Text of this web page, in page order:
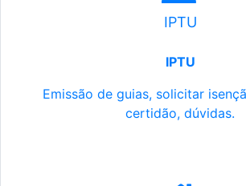
IPTU
IPTU
Emissão de guias, solicitar
certidão, dúvidas.